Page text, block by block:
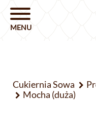
Cukiernia Sowa
Mocha (duża)